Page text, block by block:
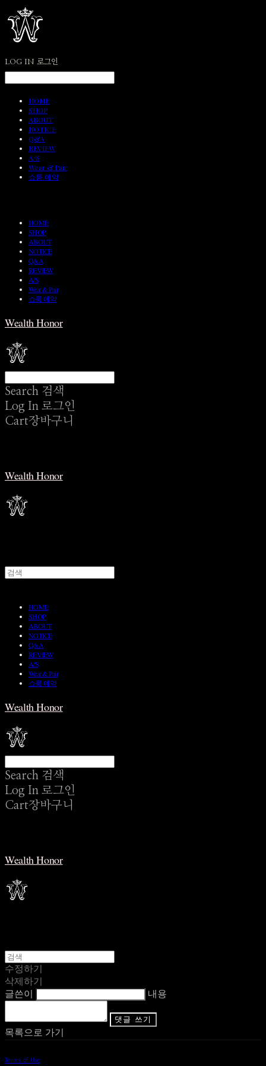
LOG IN 로그인
HOME
SHOP
ABOUT
NOTICE
Q&A
REVIEW
A/S
Wear & Pair
쇼룸 예약
HOME
SHOP
ABOUT
NOTICE
Q&A
REVIEW
A/S
Wear & Pair
쇼룸 예약
Wealth Honor
Search 검색
Log In 로그인
Cart장바구니
Wealth Honor
HOME
SHOP
ABOUT
NOTICE
Q&A
REVIEW
A/S
Wear & Pair
쇼룸 예약
Wealth Honor
Search 검색
Log In 로그인
Cart장바구니
Wealth Honor
수정하기
삭제하기
글쓴이
내용
댓글 쓰기
목록으로 가기
Terms of Use